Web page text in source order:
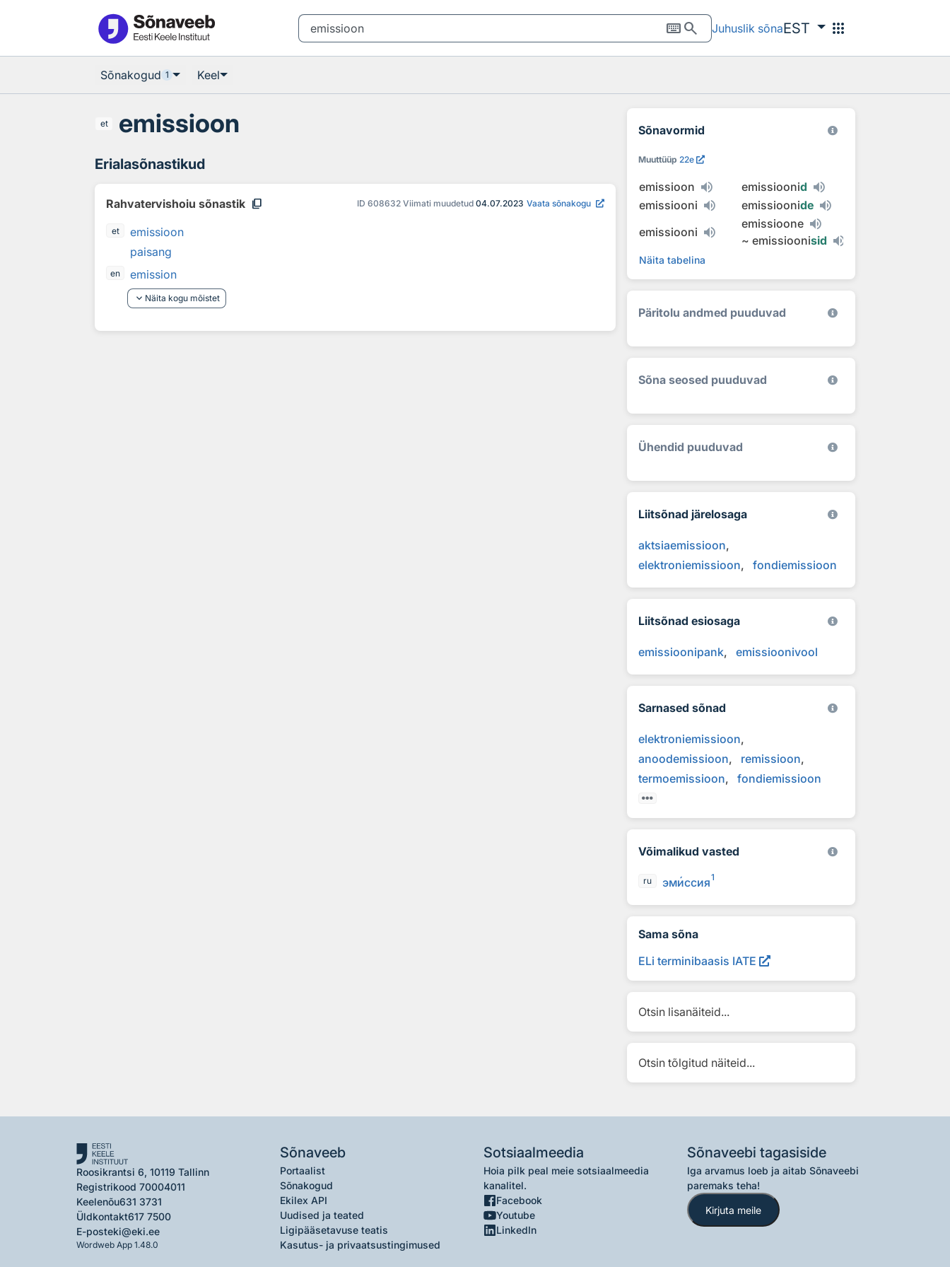
keyboardsearch Juhuslik sõnaEST apps
Sõnakogud 1 Keel
et emissioon
Erialasõnastikud
Rahvatervishoiu sõnastik content_copy ID 608632 Viimati muudetud 04.07.2023 Vaata sõnakogu
et
emissioon
paisang
en
emission
keyboard_arrow_down Näita kogu mõistet
Sõnavormid
Muuttüüp 22e
emissioon emissioonid
emissiooni
emissioonide
emissiooni
emissioone
~ emissioonisid
Näita tabelina
Päritolu andmed puuduvad
Sõna seosed puuduvad
Ühendid puuduvad
Liitsõnad järelosaga
aktsiaemissioon
elektroniemissioon
fondiemissioon
Liitsõnad esiosaga
emissioonipank emissioonivool
Sarnased sõnad
elektroniemissioon
anoodemissioon
remissioon
termoemissioon
fondiemissioon
Võimalikud vasted
ru эмиссия1
Sama sõna
ELi terminibaasis IATE
Otsin lisanäiteid...
Otsin tõlgitud näiteid...
Roosikrantsi 6, 10119 Tallinn
Registrikood 70004011
Keelenõu631 3731
Üldkontakt617 7500
E-posteki@eki.ee
Wordweb App 1.48.0
Sõnaveeb
Portaalist
Sõnakogud
Ekilex API
Uudised ja teated
Ligipääsetavuse teatis
Kasutus- ja privaatsustingimused
Sotsiaalmeedia
Hoia pilk peal meie sotsiaalmeedia
kanalitel.
Facebook
Youtube
LinkedIn
Sõnaveebi tagasiside
Iga arvamus loeb ja aitab Sõnaveebi
paremaks teha!
Kirjuta meile